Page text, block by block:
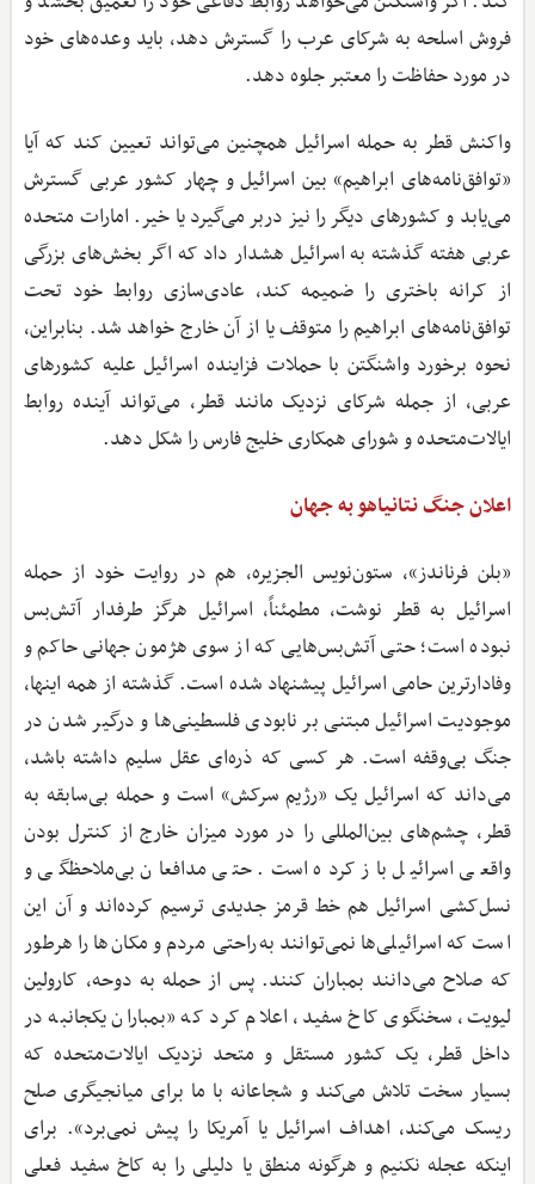
فروش اسلحه به شرکای عرب را گسترش دهد، باید وعده‌های خود
در مورد حفاظت را معتبر جلوه دهد.
واکنش قطر به حمله اسرائیل همچنین می‌تواند تعیین کند که آیا
«توافق‌نامه‌های ابراهیم» بین اسرائیل و چهار کشور عربی گسترش
می‌یابد و کشورهای دیگر را نیز دربر می‌گیرد یا خیر. امارات متحده
عربی هفته گذشته به اسرائیل هشدار داد که اگر بخش‌های بزرگی
از کرانه باختری را ضمیمه کند، عادی‌سازی روابط خود تحت
توافق‌نامه‌های ابراهیم را متوقف یا از آن خارج خواهد شد. بنابراین،
نحوه برخورد واشنگتن با حملات فزاینده اسرائیل علیه کشورهای
عربی، از جمله شرکای نزدیک مانند قطر، می‌تواند آینده روابط
ایالات‌متحده و شورای همکاری خلیج فارس را شکل دهد.
اعلان جنگ نتانیاهو به جهان
«بلن فرناندز»، ستون‌نویس الجزیره، هم در روایت خود از حمله
اسرائیل به قطر نوشت، مطمئناً، اسرائیل هرگز طرفدار آتش‌بس
نبوده است؛ حتی آتش‌بس‌هایی که از سوی هژمون جهانی حاکم و
وفادارترین حامی اسرائیل پیشنهاد شده است. گذشته از همه اینها،
موجودیت اسرائیل مبتنی بر نابودی فلسطینی‌ها و درگیر شدن در
جنگ بی‌وقفه است. هر کسی که ذره‌ای عقل سلیم داشته باشد،
می‌داند که اسرائیل یک «رژیم سرکش» است و حمله بی‌سابقه به
قطر، چشم‌های بین‌المللی را در مورد میزان خارج از کنترل بودن
واقعی اسرائیل باز کرده است. حتی مدافعان بی‌ملاحظگی و
نسل‌کشی اسرائیل هم خط قرمز جدیدی ترسیم کرده‌اند و آن این
است که اسرائیلی‌ها نمی‌توانند به‌راحتی مردم و مکان‌ها را هرطور
که صلاح می‌دانند بمباران کنند. پس از حمله به دوحه، کارولین
لیویت، سخنگوی کاخ سفید، اعلام کرد که «بمباران یکجانبه در
داخل قطر، یک کشور مستقل و متحد نزدیک ایالات‌متحده که
بسیار سخت تلاش می‌کند و شجاعانه با ما برای میانجیگری صلح
ریسک می‌کند، اهداف اسرائیل یا آمریکا را پیش نمی‌برد». برای
اینکه عجله نکنیم و هرگونه منطق یا دلیلی را به کاخ سفید فعلی